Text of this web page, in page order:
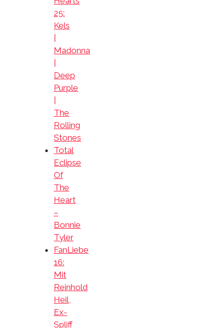
25:
Kels
|
Madonna
|
Deep
Purple
|
The
Rolling
Stones
Total
Eclipse
Of
The
Heart
–
Bonnie
Tyler
FanLiebe
16:
Mit
Reinhold
Heil,
Ex-
Spliff